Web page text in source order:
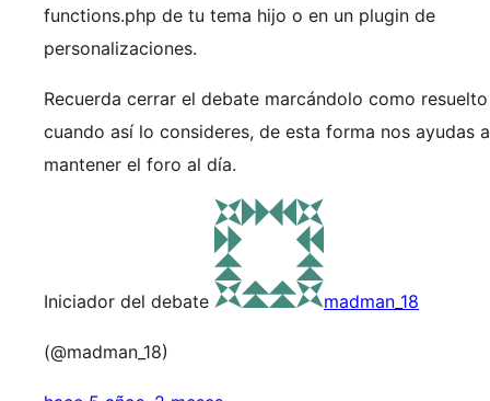
functions.php de tu tema hijo o en un plugin de
personalizaciones.
Recuerda cerrar el debate marcándolo como resuelto
cuando así lo consideres, de esta forma nos ayudas a
mantener el foro al día.
Iniciador del debate madman_18
(@madman_18)